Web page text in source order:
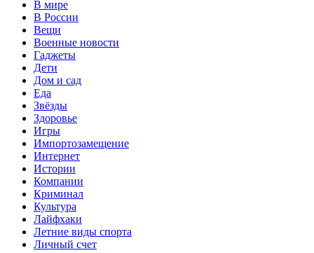
В мире
В России
Вещи
Военные новости
Гаджеты
Дети
Дом и сад
Еда
Звёзды
Здоровье
Игры
Импортозамещение
Интернет
Истории
Компании
Криминал
Культура
Лайфхаки
Летние виды спорта
Личный счет